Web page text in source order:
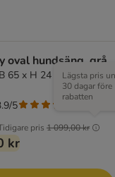
oval hundsäng, grå
65 x H 24 cm
pris 1 099,00 kr
Lägsta pris
30 dagar före
rabatten
kr
5